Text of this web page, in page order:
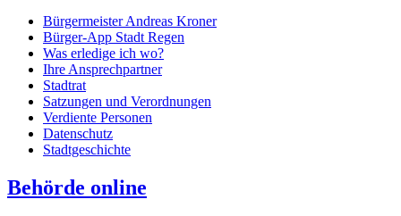
Bürgermeister Andreas Kroner
Bürger-App Stadt Regen
Was erledige ich wo?
Ihre Ansprechpartner
Stadtrat
Satzungen und Verordnungen
Verdiente Personen
Datenschutz
Stadtgeschichte
Behörde online